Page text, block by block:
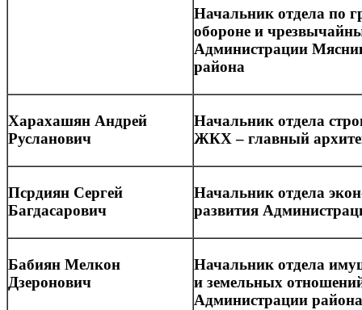
Начальник отдела по
обороне и
Администрации
района
Харахашян Андрей
Русланович
Начальник отдела
ЖКХ – главный
Псрдиян Сергей
Багдасарович
Начальник отдела
развития
Бабиян Мелкон
Дзеронович
Начальник отдела
и земельных
Администрации района